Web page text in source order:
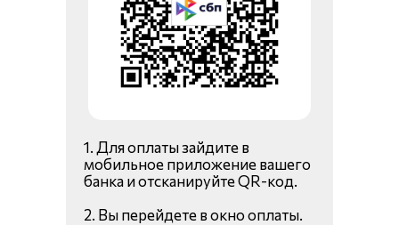
1. Для оплаты зайдите в
мобильное приложение вашего
банка и отсканируйте QR-код.
2. Вы перейдете в окно оплаты.